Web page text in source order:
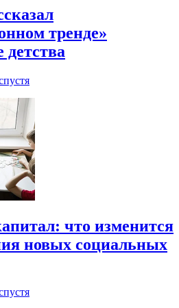
тренде»
детства
что изменится
новых социальных